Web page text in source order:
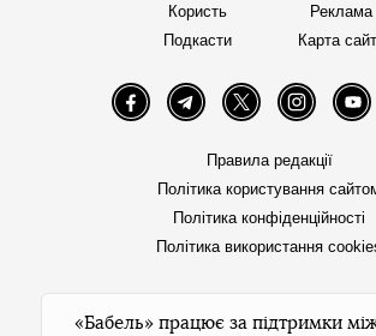
Користь
Подкасти
Реклама
Карта
FacebookTelegramTwitter Instagram
Правила редакції
Політика користування
Політика конфіденційності
Політика використання
«Бабель» працює за підтримки